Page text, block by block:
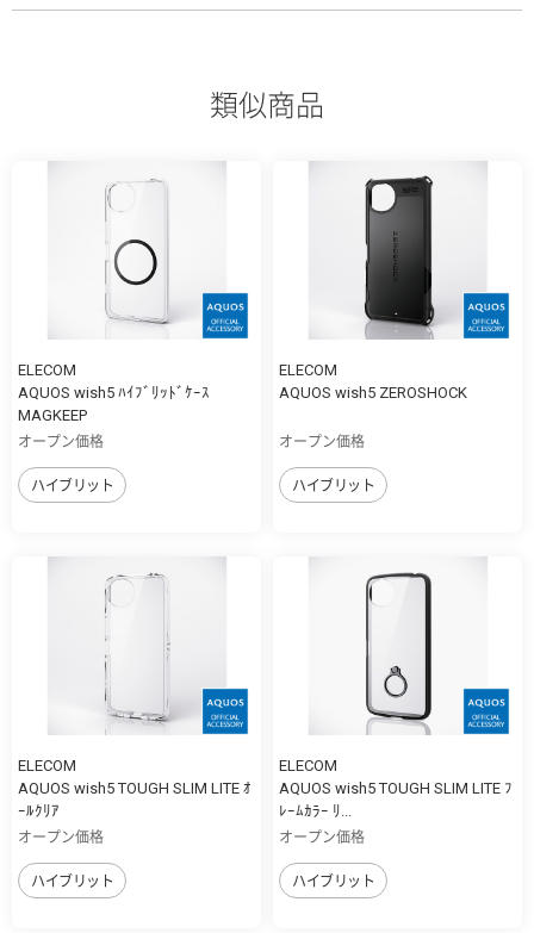
類似商品
ELECOM
AQUOS wish5 ﾊｲﾌﾞﾘｯﾄﾞｹｰｽ
MAGKEEP
オープン価格
ハイブリット
ELECOM
AQUOS wish5 ZEROSHOCK
オープン価格
ハイブリット
ELECOM
AQUOS wish5 TOUGH SLIM LITE ｵ
ｰﾙｸﾘｱ
オープン価格
ハイブリット
ELECOM
AQUOS wish5 TOUGH SLIM LITE ﾌ
ﾚｰﾑｶﾗｰ ﾘ...
オープン価格
ハイブリット